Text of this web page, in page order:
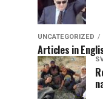
UNCATEGORIZED
Articles in